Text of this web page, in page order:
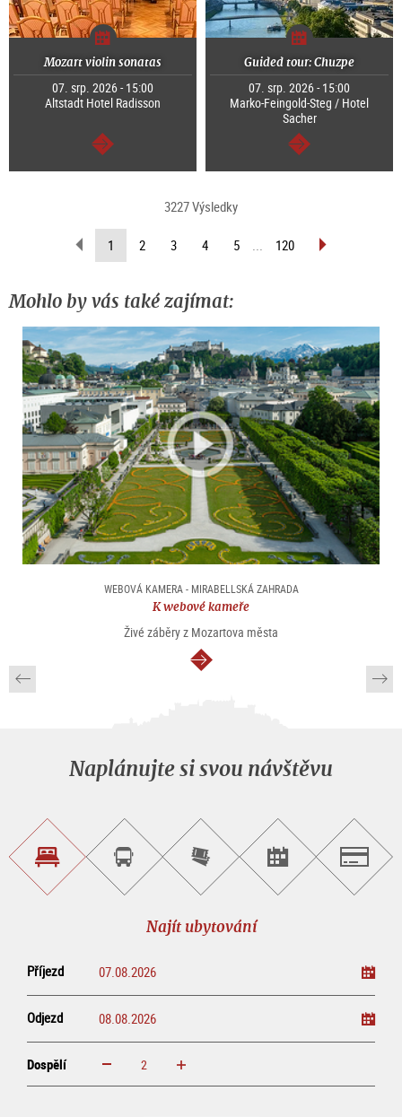
Mozart violin sonatas
07. srp. 2026 - 15:00
Altstadt Hotel Radisson
continue
Guided tour: Chuzpe
07. srp. 2026 - 15:00
Marko-Feingold-Steg / Hotel
Sacher
continue
3227 Výsledky
scroll
back
1 (current
page)
2 3 4 5 ... 120 scroll
Mohlo by vás také zajímat:
WEBOVÁ KAMERA - MIRABELLSKÁ ZAHRADA
K webové kameře
Živé záběry z Mozartova města
continue
Naplánujte si svou návštěvu
Najít
ubytování
Objednat
okružní
Zakoupit
vstupenky
on-
Najít
pořad/akci
Najít ubytování
Příjezd
Odjezd
Dospělí increase reduce